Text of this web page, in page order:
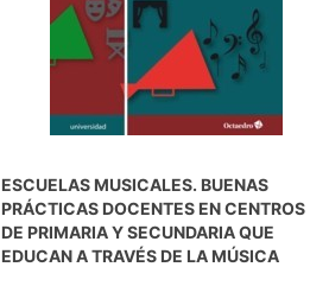
ESCUELAS MUSICALES. BUENAS
PRÁCTICAS DOCENTES EN CENTROS
DE PRIMARIA Y SECUNDARIA QUE
EDUCAN A TRAVÉS DE LA MÚSICA